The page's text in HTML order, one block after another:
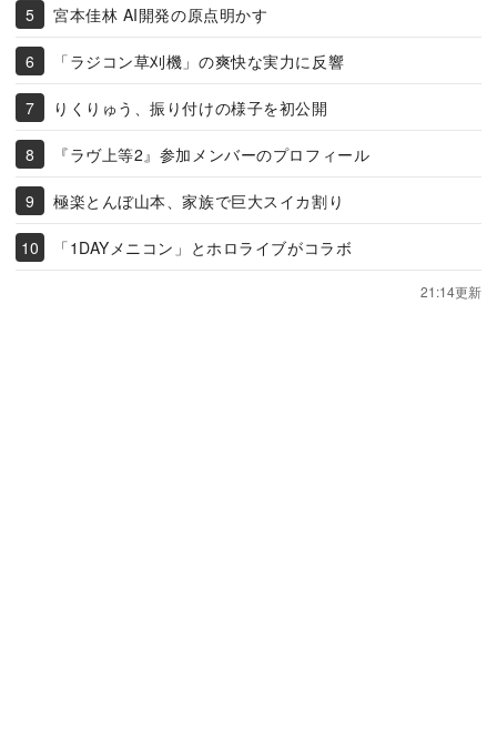
宮本佳林 AI開発の原点明かす
「ラジコン草刈機」の爽快な実力に反響
りくりゅう、振り付けの様子を初公開
『ラヴ上等2』参加メンバーのプロフィール
極楽とんぼ山本、家族で巨大スイカ割り
「1DAYメニコン」とホロライブがコラボ
21:14更新